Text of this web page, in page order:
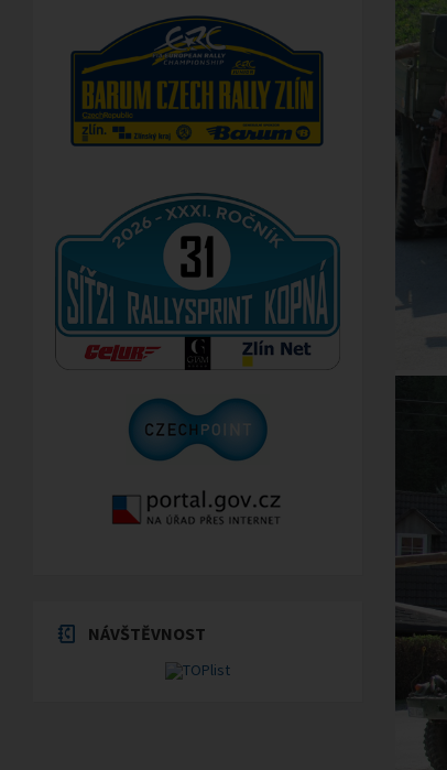
NÁVŠTĚVNOST